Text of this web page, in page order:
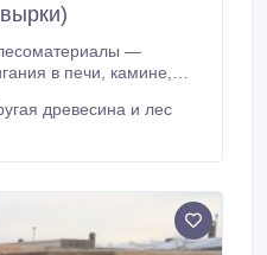
—
печи, камине,
влажности древесины.
древесина и лес